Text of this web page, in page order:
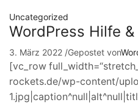
Uncategorized
WordPress Hilfe
3. März 2022 /Gepostet von
[vc_row
rockets.de/wp-content/